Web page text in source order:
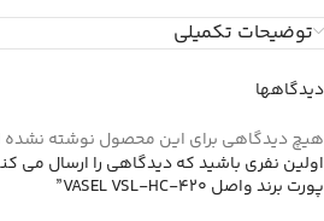
توضیحات تکمیلی
دیدگاهها
هیچ دیدگاهی برای این محصول نوشته
پورت برند واصل VASEL VSL-HC-420”